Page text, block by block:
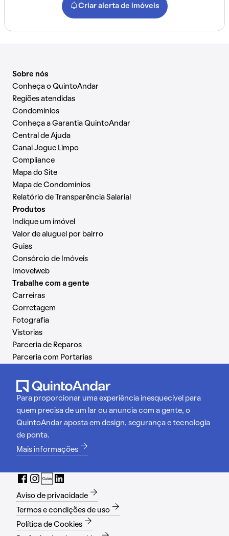
Criar alerta de imóveis
Sobre nós
Conheça o QuintoAndar
Regiões atendidas
Condomínios
Conheça a Garantia QuintoAndar
Central de Ajuda
Canal Jogue Limpo
Compliance
Mapa do Site
Mapa de Condomínios
Relatório de Transparência Salarial
Produtos
Indique um imóvel
Valor de aluguel por bairro
Guias
Consórcio de Imóveis
Imovelweb
Trabalhe com a gente
Carreiras
Corretagem
Fotografia
Vistorias
Parceria de Reparos
Parceria com Portarias
Para proporcionar uma experiência inesquecível para
quem precisa de um lar ou anuncia com a gente, o
QuintoAndar aposta em design, segurança e tecnologia
de ponta.
Mais informações
Aviso de privacidade
Termos e condições de uso
Política de Cookies